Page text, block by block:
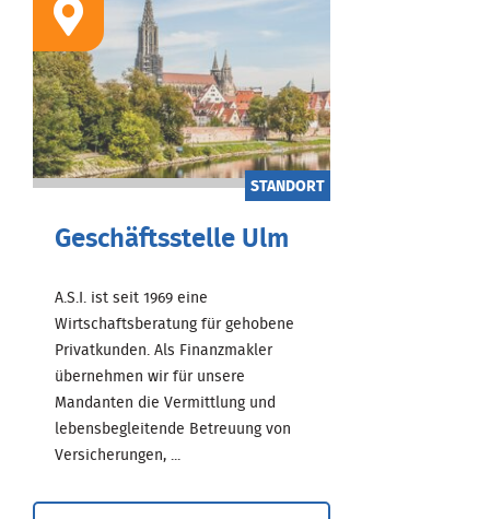
STANDORT
Geschäftsstelle Ulm
A.S.I. ist seit 1969 eine
Wirtschaftsberatung für gehobene
Privatkunden. Als Finanzmakler
übernehmen wir für unsere
Mandanten die Vermittlung und
lebensbegleitende Betreuung von
Versicherungen, ...